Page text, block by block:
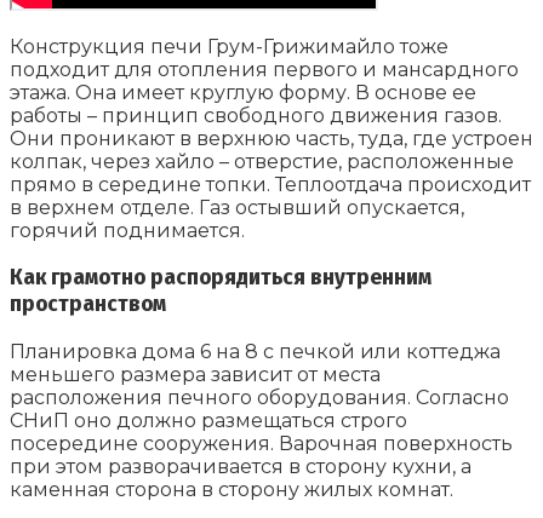
Конструкция печи Грум-Грижимайло тоже
подходит для отопления первого и мансардного
этажа. Она имеет круглую форму. В основе ее
работы – принцип свободного движения газов.
Они проникают в верхнюю часть, туда, где устроен
колпак, через хайло – отверстие, расположенные
прямо в середине топки. Теплоотдача происходит
в верхнем отделе. Газ остывший опускается,
горячий поднимается.
Как грамотно распорядиться внутренним
пространством
Планировка дома 6 на 8 с печкой или коттеджа
меньшего размера зависит от места
расположения печного оборудования. Согласно
СНиП оно должно размещаться строго
посередине сооружения. Варочная поверхность
при этом разворачивается в сторону кухни, а
каменная сторона в сторону жилых комнат.